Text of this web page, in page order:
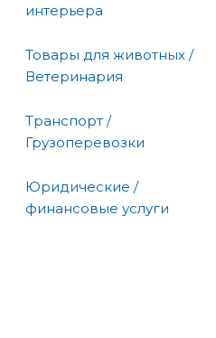
интерьера
Товары для животных /
Ветеринария
Транспорт /
Грузоперевозки
Юридические /
финансовые услуги